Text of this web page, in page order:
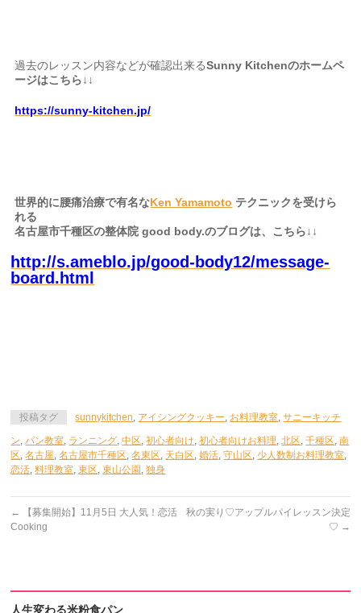
過去のレッスン内容などが確認出来るSunny Kitchenのホームペ
ージはこちら↓↓
https://sunny-kitchen.jp/
世界的に腰痛治療で有名なKen Yamamoto テクニックを受けら
れる
名古屋市千種区の整体院 good body.のブログは、こちら↓↓
http://s.ameblo.jp/good-body12/message-
board.html
投稿タグ sunnykitchen, アイシングクッキー, お料理教室,サニーキッチ
ン,パン教室, ランニング,中区,初心者向け,初心者向けお料理,北区,千種区,南
区,名古屋,名古屋市千種区,名東区, 天白区,婚活,守山区, 少人数制お料理教室,
恋活,料理教室,東区,東山公園 ,独身
←
【募集開始】11月5日 大人気！恋活
Cooking
秋の実り♡アップルパイレッスン決定
♡ →
人生変わる米粉食パン